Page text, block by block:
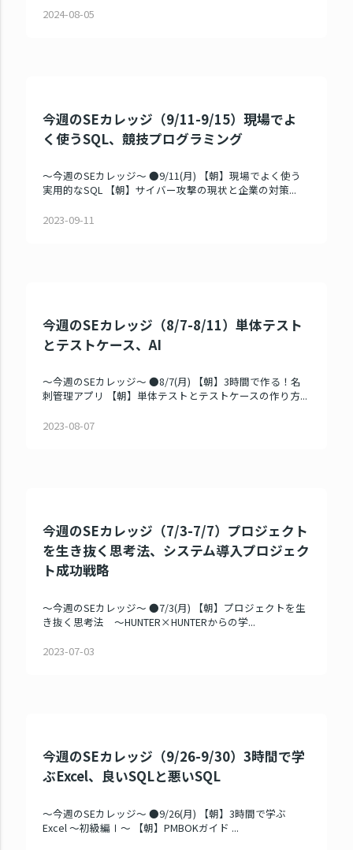
2024-08-05
今週のSEカレッジ（9/11-9/15）現場でよ
く使うSQL、競技プログラミング
～今週のSEカレッジ～ ●9/11(月) 【朝】現場でよく使う
実用的なSQL 【朝】サイバー攻撃の現状と企業の対策...
2023-09-11
今週のSEカレッジ（8/7-8/11）単体テスト
とテストケース、AI
～今週のSEカレッジ～ ●8/7(月) 【朝】3時間で作る！名
刺管理アプリ 【朝】単体テストとテストケースの作り方...
2023-08-07
今週のSEカレッジ（7/3-7/7）プロジェクト
を生き抜く思考法、システム導入プロジェク
ト成功戦略
～今週のSEカレッジ～ ●7/3(月) 【朝】プロジェクトを生
き抜く思考法 ～HUNTER×HUNTERからの学...
2023-07-03
今週のSEカレッジ（9/26-9/30）3時間で学
ぶExcel、良いSQLと悪いSQL
～今週のSEカレッジ～ ●9/26(月) 【朝】3時間で学ぶ
Excel ～初級編Ⅰ～ 【朝】PMBOKガイド ...